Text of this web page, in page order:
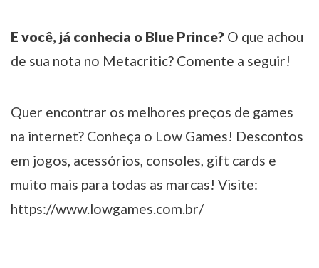
E você, já conhecia o Blue Prince? O que achou
de sua nota no Metacritic? Comente a seguir!
Quer encontrar os melhores preços de games
na internet? Conheça o Low Games! Descontos
em jogos, acessórios, consoles, gift cards e
muito mais para todas as marcas! Visite:
https://www.lowgames.com.br/